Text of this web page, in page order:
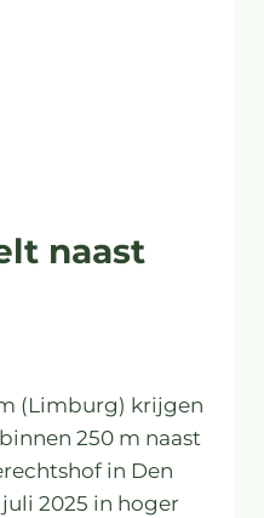
naast
(Limburg) krijgen
250 m naast
in Den
2025 in hoger